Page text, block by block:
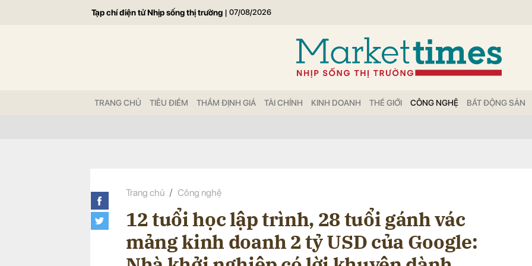
Tạp chí điện tử Nhịp sống thị trường | 07/08/2026
TRANG CHỦ TIÊU ĐIỂM THẨM ĐỊNH GIÁ TÀI CHÍNH KINH DOANH THẾ GIỚI CÔNG NGHỆ BẤT ĐỘNG SẢN
Trang chủ Công nghệ
12 tuổi học lập trình, 28 tuổi gánh vác
mảng kinh doanh 2 tỷ USD của Google:
Gửi bình luận